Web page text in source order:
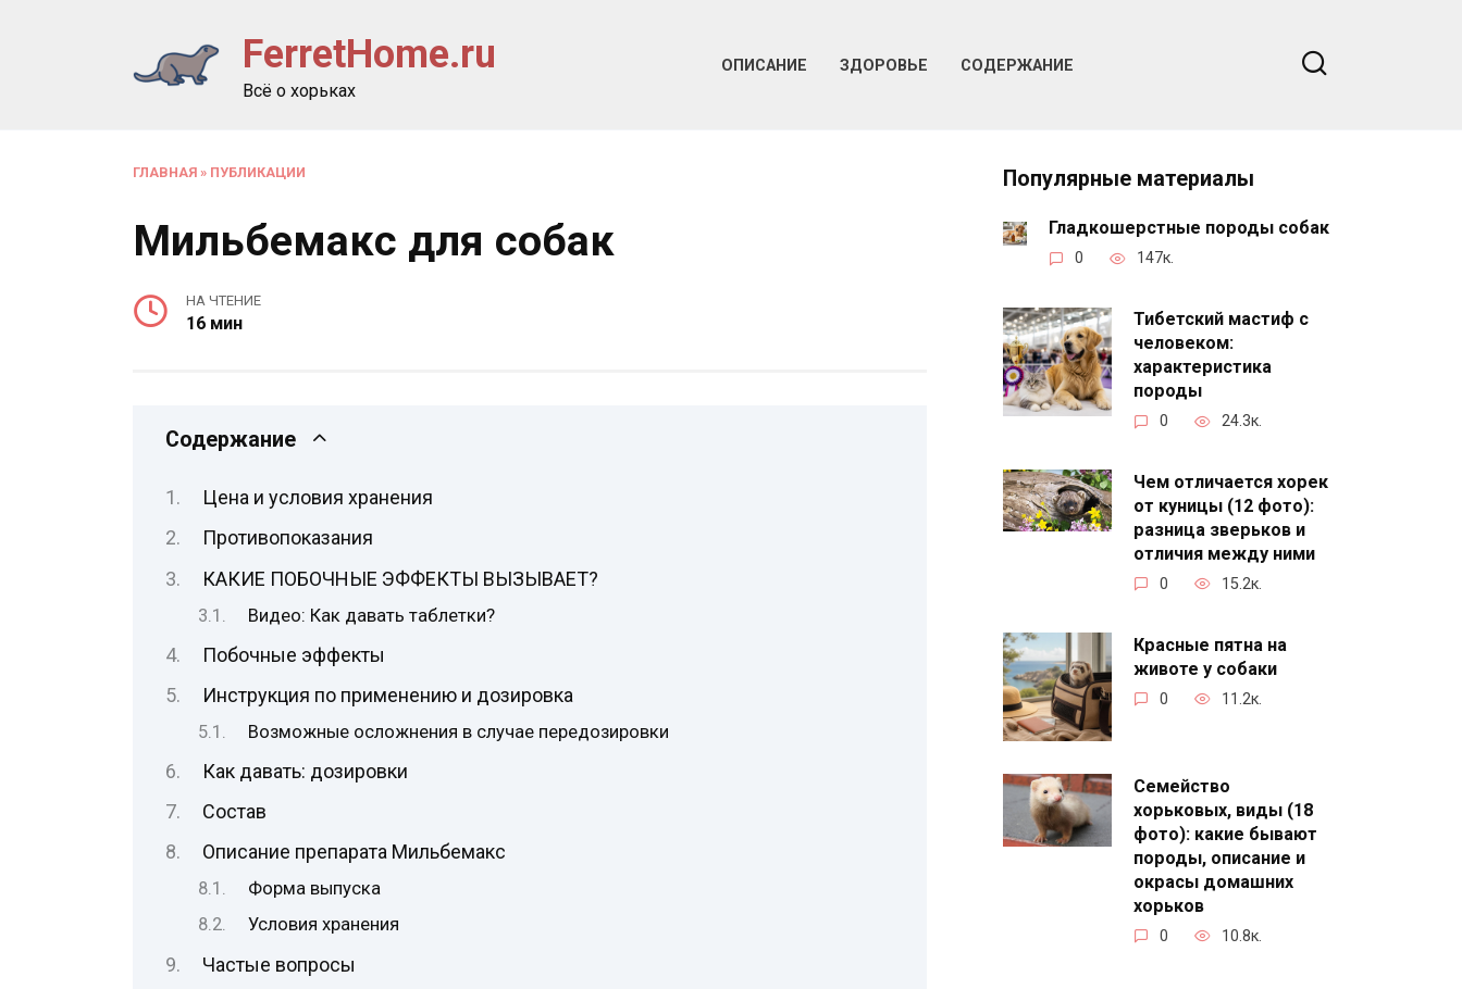
FerretHome.ru
Всё о хорьках
ОПИСАНИЕ ЗДОРОВЬЕ СОДЕРЖАНИЕ
ГЛАВНАЯ » ПУБЛИКАЦИИ
Мильбемакс для собак
НА ЧТЕНИЕ
16 мин
Содержание
Цена и условия хранения
Противопоказания
КАКИЕ ПОБОЧНЫЕ ЭФФЕКТЫ ВЫЗЫВАЕТ?
Видео: Как давать таблетки?
Побочные эффекты
Инструкция по применению и дозировка
Возможные осложнения в случае передозировки
Как давать: дозировки
Состав
Описание препарата Мильбемакс
Форма выпуска
Условия хранения
Частые вопросы
Популярные материалы
Гладкошерстные породы собак
0 147к.
Тибетский мастиф с
человеком:
характеристика
породы
0 24.3к.
Чем отличается хорек
от куницы (12 фото):
разница зверьков и
отличия между ними
0 15.2к.
Красные пятна на
животе у собаки
0 11.2к.
Семейство
хорьковых, виды (18
фото): какие бывают
породы, описание и
окрасы домашних
хорьков
0 10.8к.